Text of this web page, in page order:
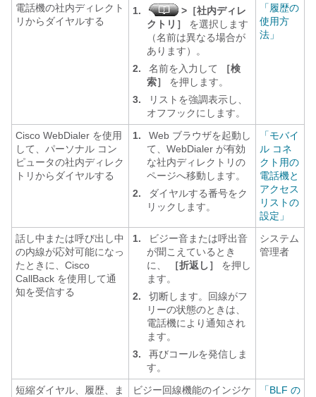
電話機の社内ディレクト
リからダイヤルする
1.
>［社内ディレ
クトリ］
を選択します
（名前は異なる場合が
あります）。
2.
名前を入力して
［検
索］
を押します。
3.
リストを強調表示し、
オフフックにします。
「履歴の
使用方
法」
Cisco WebDialer を使用
して、パーソナル コン
ピュータの社内ディレク
トリからダイヤルする
1.
Web ブラウザを起動し
て、WebDialer が有効
な社内ディレクトリの
ページへ移動します。
2.
ダイヤルする番号をク
リックします。
「モバイ
ル コネ
クト用の
電話機と
アクセス
リストの
設定」
話し中または呼び出し中
の内線が応対可能になっ
たときに、Cisco
CallBack を使用して通
知を受信する
1.
ビジー音または呼出音
が聞こえているとき
に、
［折返し］
を押し
ます。
2.
切断します。回線がフ
リーの状態のときは、
電話機により通知され
ます。
3.
再びコールを発信しま
す。
システム
管理者
短縮ダイヤル、履歴、ま
ビジー回線機能のインジケ
「BLF の